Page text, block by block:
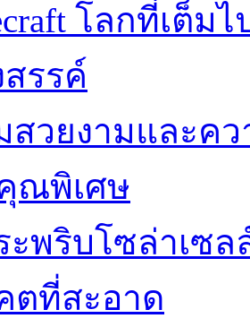
โลกที่เต็ม
รรค์
สวยงามและค
ณพิเศษ
ะพริบโซล่าเซ
ตที่สะอาด